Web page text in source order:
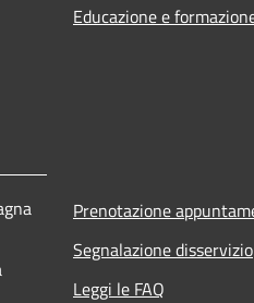
Educazione e
Prenotazione
Segnalazione disservizio
Leggi le FAQ